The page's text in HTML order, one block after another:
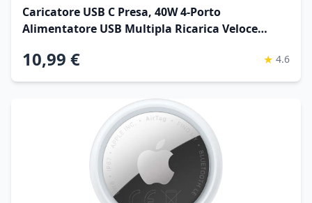
Caricatore USB C Presa, 40W 4-Porto
Alimentatore USB Multipla Ricarica Veloce
Rapido Caricatore per iPhone 17 16 15 14 13 12
11 Pro Max Plus,Samsung
10,99 € ★ 4.6